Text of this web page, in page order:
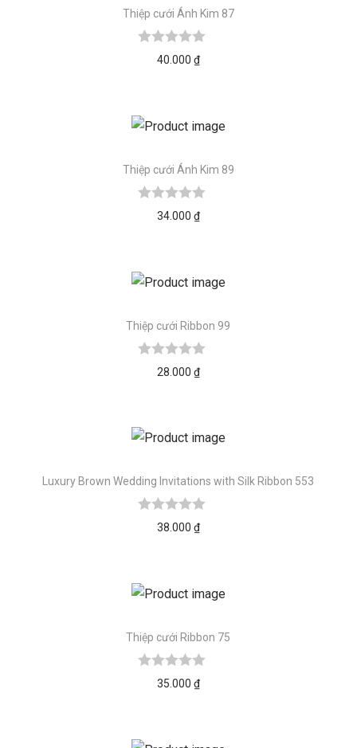
Thiệp cưới Ánh Kim 87
40.000 ₫
Thiệp cưới Ánh Kim 89
34.000 ₫
Thiệp cưới Ribbon 99
28.000 ₫
Luxury Brown Wedding Invitations with Silk Ribbon 553
38.000 ₫
Thiệp cưới Ribbon 75
35.000 ₫